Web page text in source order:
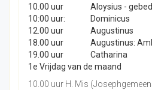
10.00 uur
Aloysius -
10:00 uur:
Dominicus
12.00 uur
Augustinus
18.00 uur
Augustinus:
19.00 uur
Catharina
1e Vrijdag van de maand
10.00 uur H. Mis